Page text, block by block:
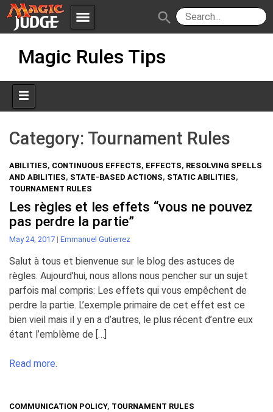
menu
Apps JudgeApps
Forum
Judges
Policies IPG
JAR
search
Magic Rules Tips
Category: Tournament Rules
ABILITIES, CONTINUOUS EFFECTS, EFFECTS, RESOLVING SPELLS
AND ABILITIES, STATE-BASED ACTIONS, STATIC ABILITIES,
TOURNAMENT RULES
Les règles et les effets “vous ne pouvez
pas perdre la partie”
May 24, 2017 | Emmanuel Gutierrez
Salut à tous et bienvenue sur le blog des astuces de
règles. Aujourd’hui, nous allons nous pencher sur un sujet
parfois mal compris: Les effets qui vous empêchent de
perdre la partie. L’exemple primaire de cet effet est ce
bien vieil mais il y en a d’autres, le plus récent d’entre eux
étant l’emblème de […]
Read more.
COMMUNICATION POLICY, TOURNAMENT RULES